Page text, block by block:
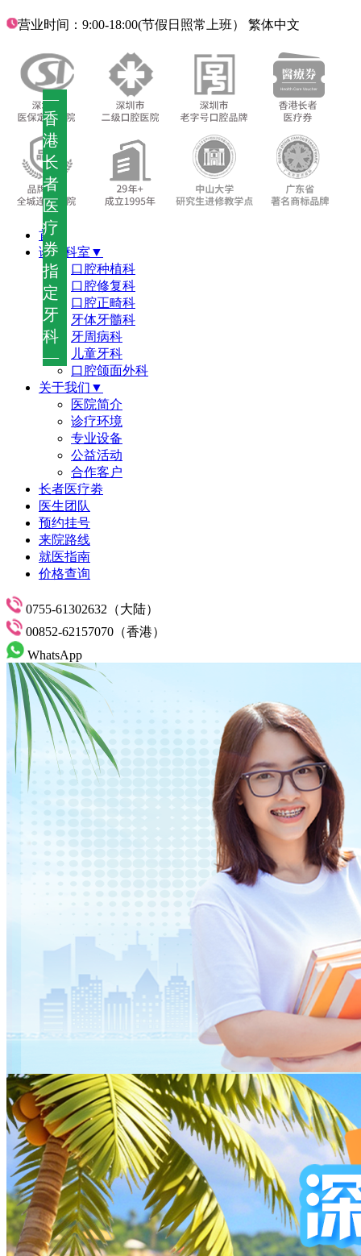
—
香
港
长
者
医
疗
券
指
定
牙
科
—
营业时间：9:00-18:00(节假日照常上班） 繁体中文
首页
诊疗科室▼
口腔种植科
口腔修复科
口腔正畸科
牙体牙髓科
牙周病科
儿童牙科
口腔颌面外科
关于我们▼
医院简介
诊疗环境
专业设备
公益活动
合作客户
长者医疗劵
医生团队
预约挂号
来院路线
就医指南
价格查询
0755-61302632（大陆）
00852-62157070（香港）
WhatsApp